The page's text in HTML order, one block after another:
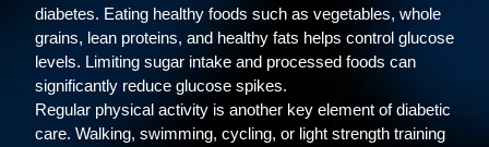
diabetes. Eating healthy foods such as vegetables, whole
grains, lean proteins, and healthy fats helps control glucose
levels. Limiting sugar intake and processed foods can
significantly reduce glucose spikes.
Regular physical activity is another key element of diabetic
care. Walking, swimming, cycling, or light strength training